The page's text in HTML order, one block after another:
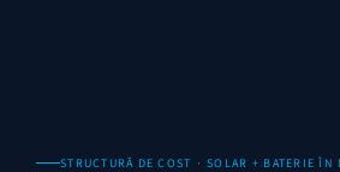
STRUCTURĂ DE COST · SOLAR + BATERIE ÎN